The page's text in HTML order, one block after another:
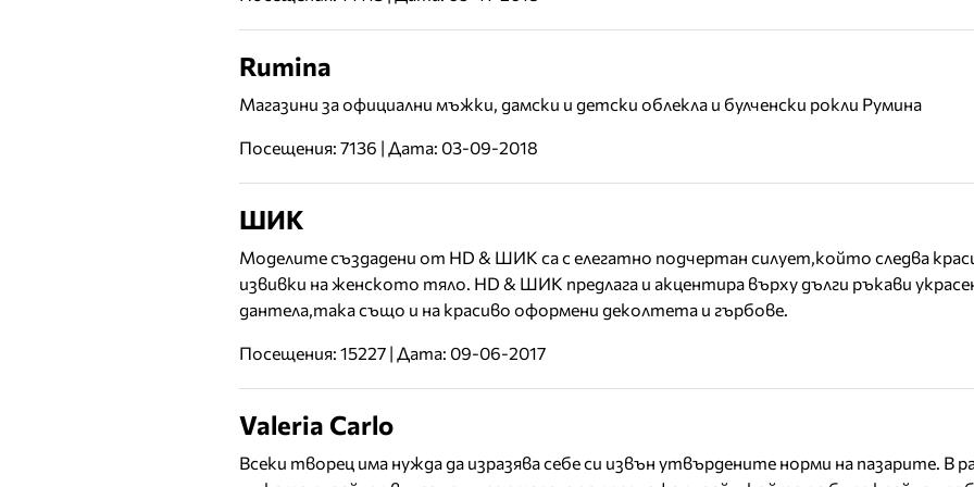
Rumina
Mагазини за официални мъжки, дамски и детски облекла и булченски рокли Румина
Посещения: 7136 | Дата: 03-09-2018
ШИК
Моделите създадени от HD & ШИК са с елегатно подчертан силует,който следва
извивки на женското тяло. HD & ШИК предлага и акцентира върху дълги ръкави
дантела,така също и на красиво оформени деколтета и гърбове.
Посещения: 15227 | Дата: 09-06-2017
Valeria Carlo
Всеки творец има нужда да изразява себе си извън утвърдените норми на пазарите. В